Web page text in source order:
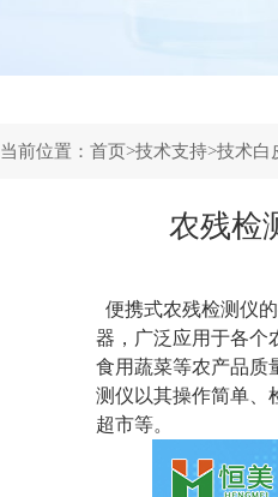
当前位置：首页>技术支持>技术白
农残检
便携式农残检测仪
器，广泛应用于各个
食用蔬菜等农产品质
测仪以其操作简单、
超市等。